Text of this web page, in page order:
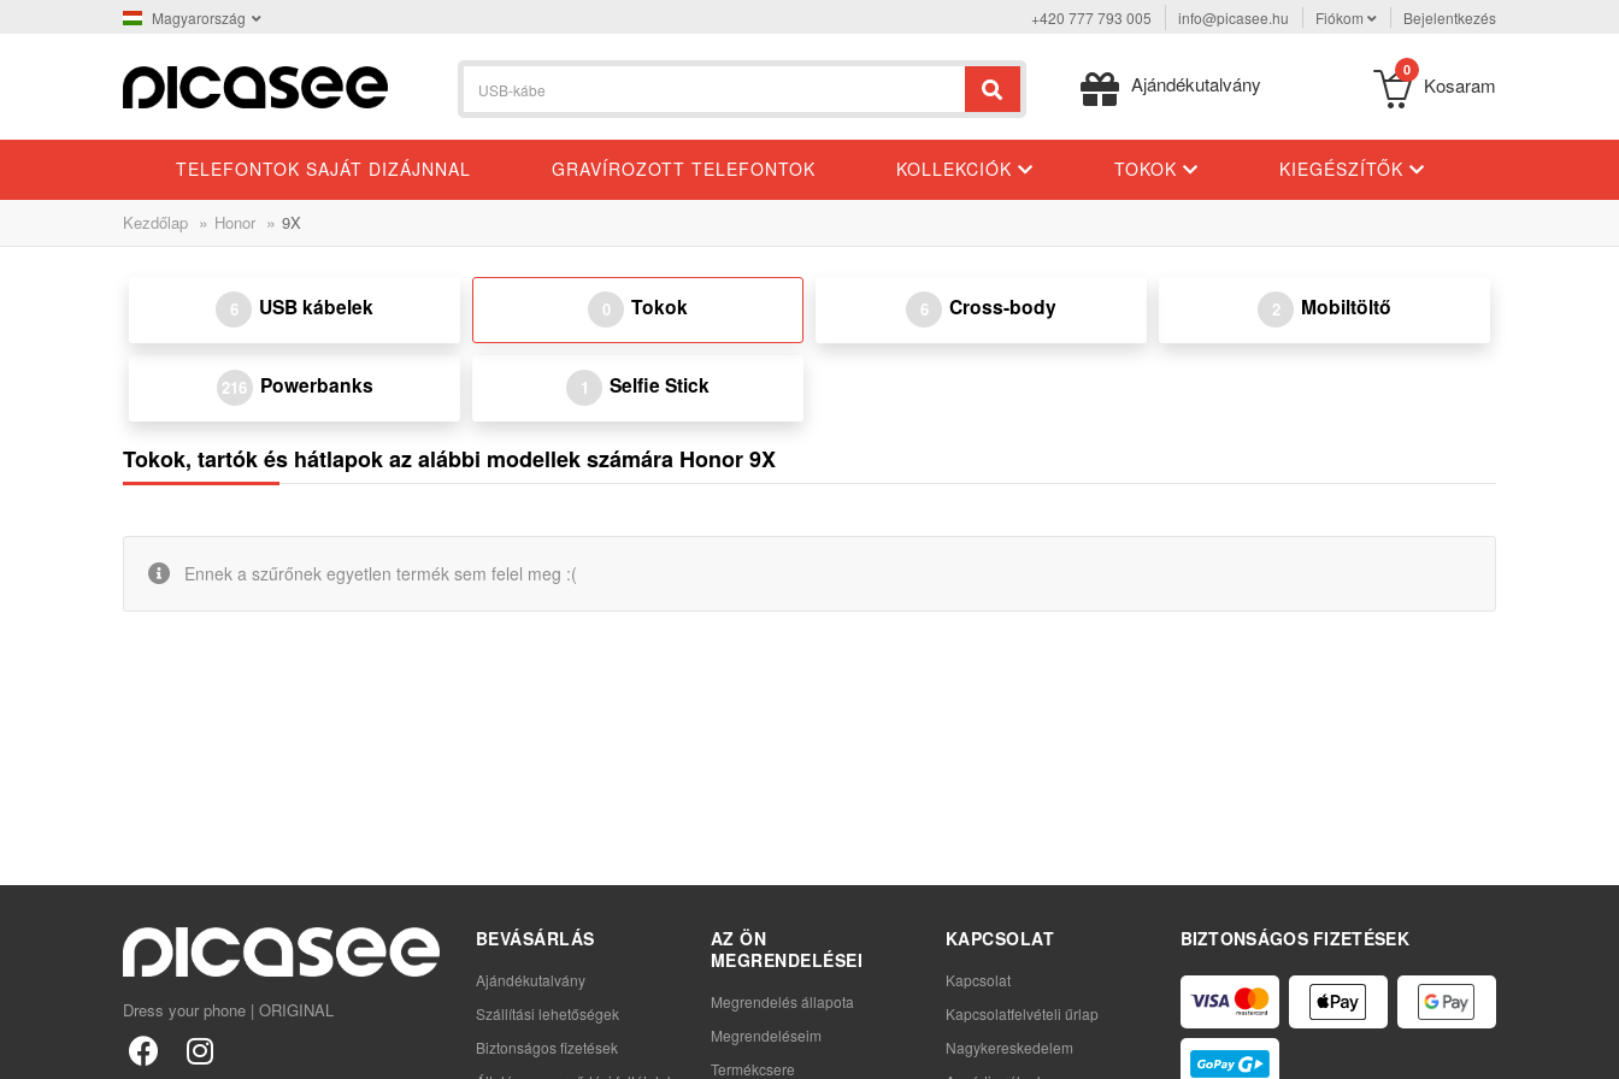
Magyarország +420 777 793 005 info@picasee.hu Fiókom Bejelentkezés
Ajándékutalvány
0
Kosaram
TELEFONTOK SAJÁT DIZÁJNNAL GRAVÍROZOTT TELEFONTOK KOLLEKCIÓK TOKOK KIEGÉSZÍTŐK
Kezdőlap » Honor » 9X
6 USB kábelek 0 Tokok 6 Cross-body 2 Mobiltöltő
216 Powerbanks 1 Selfie Stick
Tokok, tartók és hátlapok az alábbi modellek számára Honor 9X
Ennek a szűrőnek egyetlen termék sem felel meg :(
Dress your phone | ORIGINAL
BIZTONSÁGOS FIZETÉSEK
BEVÁSÁRLÁS
Ajándékutalvány
Szállítási lehetőségek
Biztonságos fizetések
AZ ÖN
MEGRENDELÉSEI
Megrendelés állapota
Megrendeléseim
Termékcsere
KAPCSOLAT
Kapcsolat
Kapcsolatfelvételi űrlap
Nagykereskedelem